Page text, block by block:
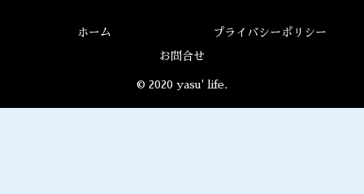
ホーム プライバシーポリシー
お問合せ
© 2020 yasu' life.